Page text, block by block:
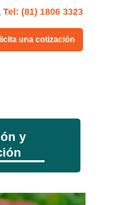
Tel: (81) 1806 3323
una cotización
y